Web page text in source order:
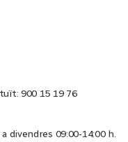
900 15 19 76
divendres 09:00-14:00 h.